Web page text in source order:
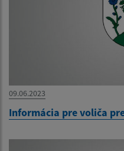
09.06.2023
Informácia pre voliča